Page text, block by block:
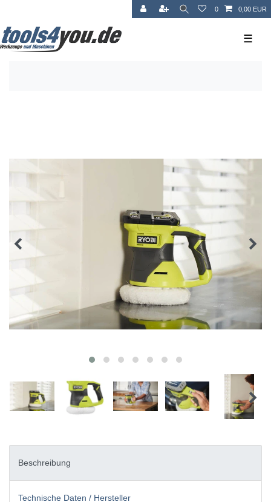
0 0,00 EUR
☰
Beschreibung
Technische Daten / Hersteller